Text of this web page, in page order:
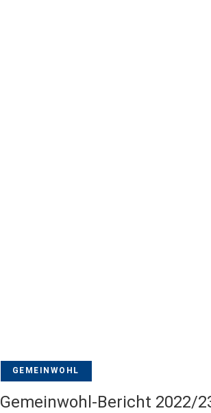
GEMEINWOHL
Gemeinwohl-Bericht 2022/